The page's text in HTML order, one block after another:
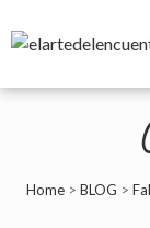
Home> BLOG >